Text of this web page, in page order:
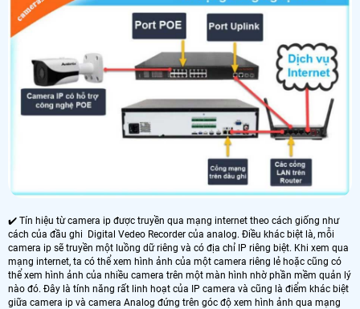
✔️ Tín hiệu từ camera ip được truyền qua mạng internet theo cách giống như
cách của đầu ghi Digital Vedeo Recorder của analog. Điều khác biệt là, mỗi
camera ip sẽ truyền một luồng dữ riêng và có địa chỉ IP riêng biệt. Khi xem qua
mạng internet, ta có thể xem hình ảnh của một camera riêng lẻ hoặc cũng có
thể xem hình ảnh của nhiều camera trên một màn hình nhờ phần mềm quản lý
nào đó. Đây là tính năng rất linh hoạt của IP camera và cũng là điểm khác biệt
giữa camera ip và camera Analog đứng trên góc độ xem hình ảnh qua mạng